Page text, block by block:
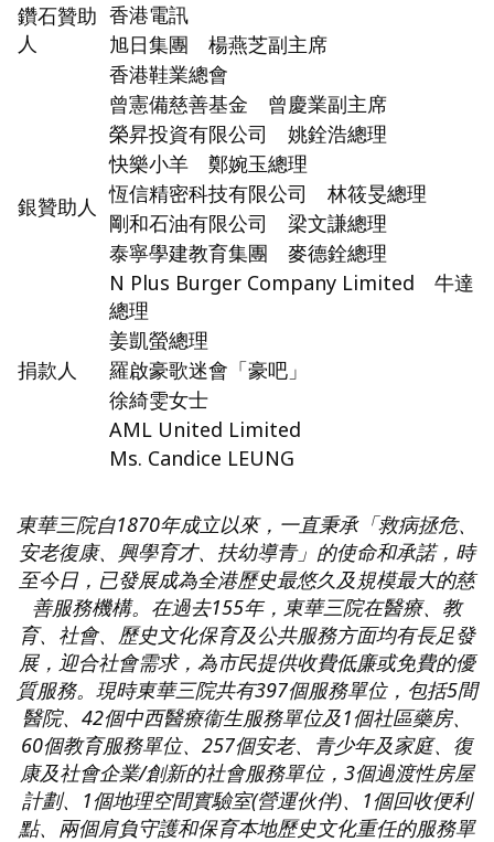
鑽石贊助
人
香港電訊
旭日集團 楊燕芝副主席
銀贊助人
香港鞋業總會
曾憲備慈善基金 曾慶業副主席
榮昇投資有限公司 姚銓浩總理
快樂小羊 鄭婉玉總理
恆信精密科技有限公司 林筱旻總理
剛和石油有限公司 梁文謙總理
泰寧學建教育集團 麥德銓總理
N Plus Burger Company Limited 牛達
總理
姜凱螢總理
捐款人
羅啟豪歌迷會「豪吧」
徐綺雯女士
AML United Limited
Ms. Candice LEUNG
東華三院自1870年成立以來，一直秉承「救病拯危、
安老復康、興學育才、扶幼導青」的使命和承諾，時
至今日，已發展成為全港歷史最悠久及規模最大的慈
善服務機構。在過去155年，東華三院在醫療、教
育、社會、歷史文化保育及公共服務方面均有長足發
展，迎合社會需求，為市民提供收費低廉或免費的優
質服務。現時東華三院共有397個服務單位，包括5間
醫院、42個中西醫療衞生服務單位及1個社區藥房、
60個教育服務單位、257個安老、青少年及家庭、復
康及社會企業/創新的社會服務單位，3個過渡性房屋
計劃、1個地理空間實驗室(營運伙伴)、1個回收便利
點、兩個肩負守護和保育本地歷史文化重任的服務單